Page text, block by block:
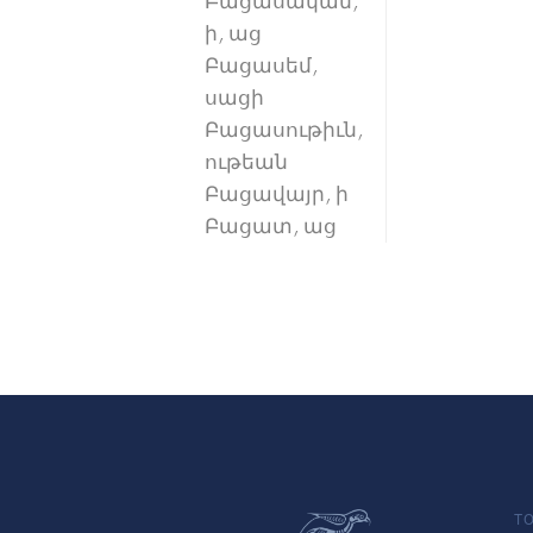
ի, աց
Բացասեմ,
սացի
Բացասութիւն,
ութեան
Բացավայր, ի
Բացատ, աց